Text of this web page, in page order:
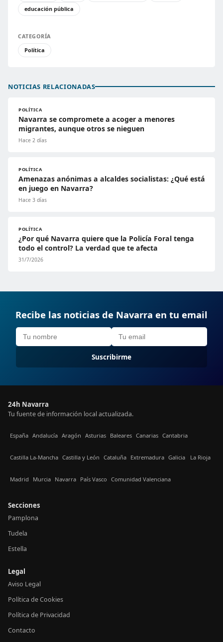
educación pública
CATEGORÍA
Política
NOTICIAS RELACIONADAS
POLÍTICA
Navarra se compromete a acoger a menores
migrantes, aunque otros se nieguen
Hace 2 días
POLÍTICA
Amenazas anónimas a alcaldes socialistas: ¿Qué está
en juego en Navarra?
Hace 3 días
POLÍTICA
¿Por qué Navarra quiere que la Policía Foral tenga
todo el control? La verdad que te afecta
31/7/2026
Recibe las noticias de Navarra en tu email
Suscribirme
24h Navarra
Tu fuente de información local actualizada.
España Andalucía Aragón Asturias Baleares Canarias Cantabria
Castilla La-Mancha Castilla y León Cataluña Extremadura Galicia La Rioja
Madrid Murcia Navarra País Vasco Comunidad Valenciana
Secciones
Pamplona
Tudela
Estella
Legal
Aviso Legal
Política de Cookies
Política de Privacidad
Contacto